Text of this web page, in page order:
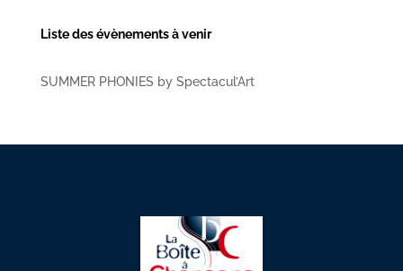
Liste des évènements à venir
SUMMER PHONIES by Spectacul’Art